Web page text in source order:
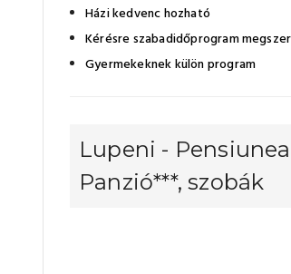
Házi kedvenc hozható
Kérésre szabadidőprogram
Gyermekeknek külön program
Lupeni -
Panzió***, szobák